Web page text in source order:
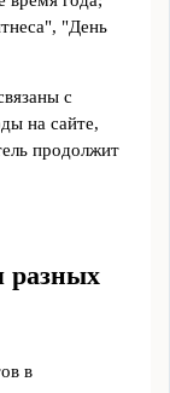
"День
с
на сайте,
продолжит
разных
в